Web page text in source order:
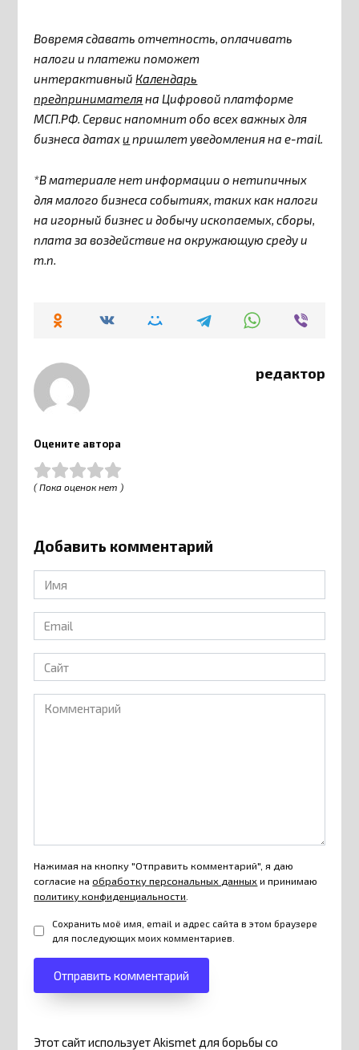
Вовремя сдавать отчетность, оплачивать
налоги и платежи поможет
интерактивныйКалендарь
предпринимателяна Цифровой платформе
МСП.РФ. Сервис напомнит обо всех важных для
бизнеса датахи пришлет уведомления на e-mail.
*В материале нет информации о нетипичных
для малого бизнеса событиях, таких как налоги
на игорный бизнес и добычу ископаемых, сборы,
плата за воздействие на окружающую среду и
т.п.
редактор
Оцените автора
( Пока оценок нет )
Добавить комментарий
Имя
*
Email
*
Сайт
Комментарий
Нажимая на кнопку "Отправить комментарий", я даю
согласие наобработку персональных данныхи принимаю
политику конфиденциальности.
Сохранить моё имя, email и адрес сайта в этом браузере
для последующих моих комментариев.
Этот сайт использует Akismet для борьбы со